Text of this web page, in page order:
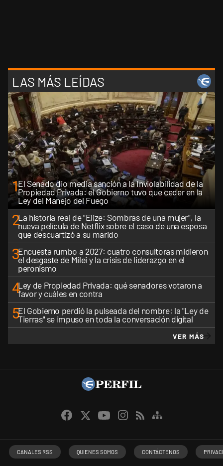
LAS MÁS LEÍDAS
1El Senado dio media sanción a la Inviolabilidad de la
Propiedad Privada: el Gobierno tuvo que ceder en la
Ley del Manejo del Fuego
2La historia real de "Elize: Sombras de una mujer", la
nueva película de Netflix sobre el caso de una esposa
que descuartizó a su marido
3Encuesta rumbo a 2027: cuatro consultoras midieron
el desgaste de Milei y la crisis de liderazgo en el
peronismo
4Ley de Propiedad Privada: qué senadores votaron a
favor y cuáles en contra
5El Gobierno perdió la pulseada del nombre: la "Ley de
Tierras" se impuso en toda la conversación digital
VER MÁS
CANALES RSS QUIENES SOMOS CONTÁCTENOS